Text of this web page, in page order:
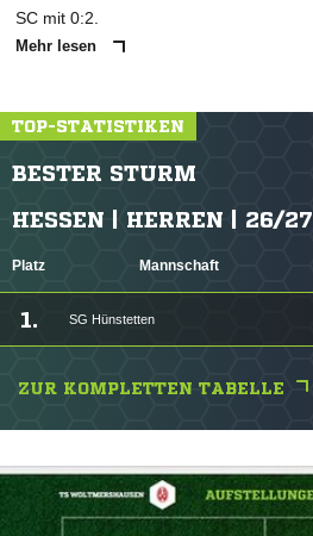
SC mit 0:2.
Mehr lesen
TOP-STATISTIKEN
BESTER STURM
HESSEN | HERREN | 26/27
Platz Mannschaft
1. SG Hünstetten
ZUR KOMPLETTEN TABELLE